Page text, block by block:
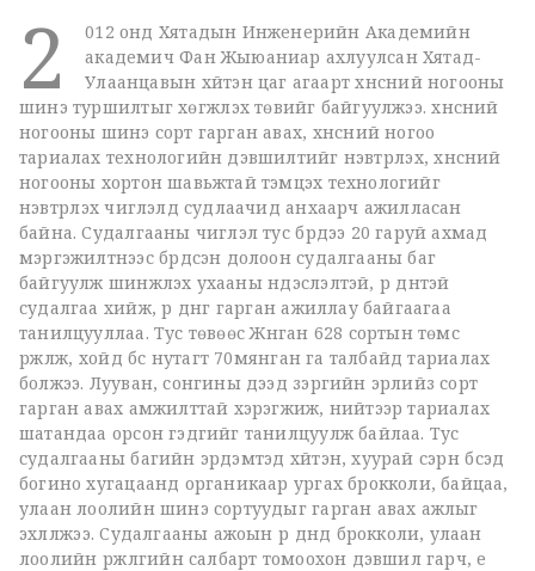
2
012 онд Хятадын Инженерийн Академийн
академич Фан Жыюаниар ахлуулсан Хятад-
Улаанцавын хүйтэн цаг агаарт хүнсний ногооны
шинэ туршилтыг хөгжүүлэх төвийг байгуулжээ. хүнсний
ногооны шинэ сорт гарган авах, хүнсний ногоо
тариалах технологийн дэвшилтийг нэвтрүүлэх, хүнсний
ногооны хортон шавьжтай тэмцэх технологийг
нэвтрүүлэх чиглэлд судлаачид анхаарч ажилласан
байна. Судалгааны чиглэл тус бүрдээ 20 гаруй ахмад
мэргэжилтнээс бүрдсэн долоон судалгааны баг
байгуулж шинжлэх ухааны үндэслэлтэй, үр дүнтэй
судалгаа хийж, үр дүнг гарган ажиллау байгаагаа
танилцууллаа. Тус төвөөс Жүнган 628 сортын төмс
үржүүлж, хойд бүс нутагт 70мянган га талбайд тариалах
болжээ. Лууван, сонгины дээд зэргийн эрлийз сорт
гарган авах амжилттай хэрэгжиж, нийтээр тариалах
шатандаа орсон гэдгийг танилцуулж байлаа. Тус
судалгааны багийн эрдэмтэд хүйтэн, хуурай сэрүүн бүсэд
богино хугацаанд органикаар ургах брокколи, байцаа,
улаан лоолийн шинэ сортуудыг гарган авах ажлыг
эхлүүлжээ. Судалгааны ажоын үр дүнд брокколи, улаан
лоолийн үржүүлгийн салбарт томоохон дэвшил гарч, үе